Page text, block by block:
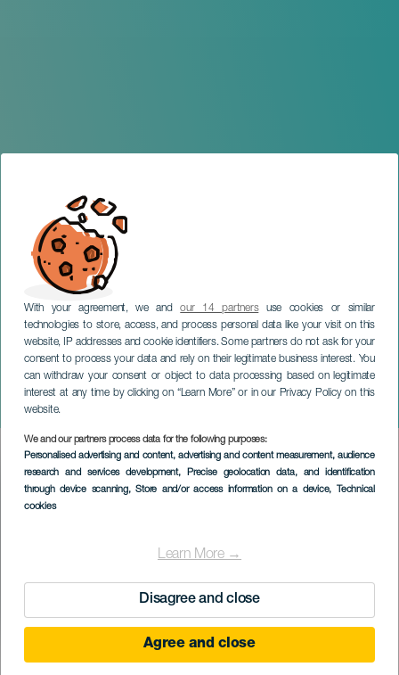
With your agreement, we andour 14 partnersuse cookies or similar
technologies to store, access, and process personal data like your visit on this
website, IP addresses and cookie identifiers. Some partners do not ask for your
consent to process your data and rely on their legitimate business interest. You
can withdraw your consent or object to data processing based on legitimate
interest at any time by clicking on “Learn More” or in our Privacy Policy on this
website.
We and our partners process data for the following purposes:
Personalised advertising and content, advertising and content measurement, audience
research and services development, Precise geolocation data, and identification
through device scanning, Store and/or access information on a device, Technical
cookies
Learn More →
Disagree and close
Agree and close
Pirlo420 im Konzert
GRAN CANARIA
Imagen
Listado